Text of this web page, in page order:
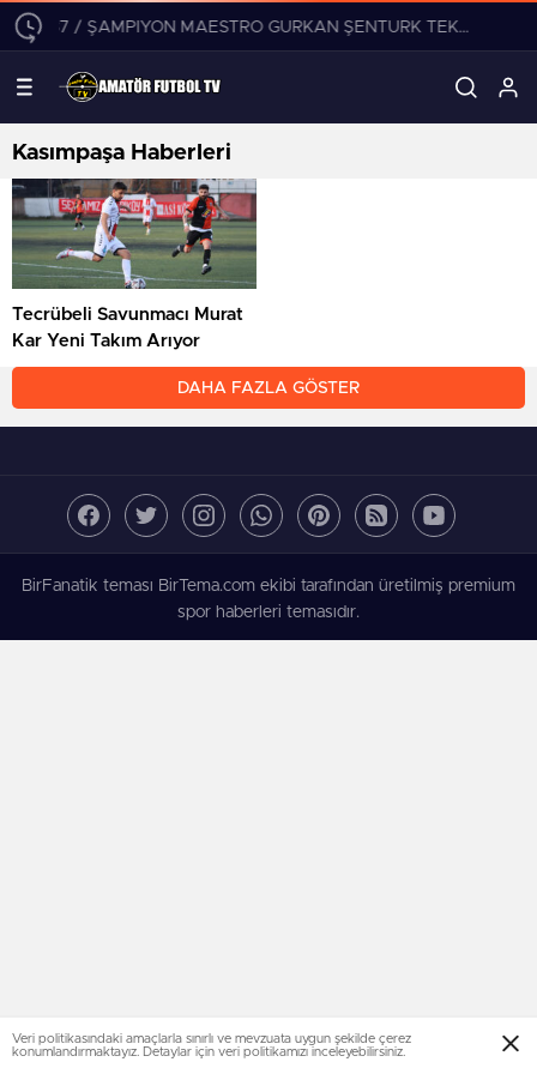
15:37 / ŞAMPİYON MAESTRO GÜRKAN ŞENTÜRK TEKLİFLERİ DEĞERLENDİRİYOR! 11:09 / CANAY
Kasımpaşa Haberleri
Tecrübeli Savunmacı Murat
Kar Yeni Takım Arıyor
DAHA FAZLA GÖSTER
BirFanatik teması BirTema.com ekibi tarafından üretilmiş premium
spor haberleri temasıdır.
Veri politikasındaki amaçlarla sınırlı ve mevzuata uygun şekilde çerez
konumlandırmaktayız. Detaylar için veri politikamızı inceleyebilirsiniz.